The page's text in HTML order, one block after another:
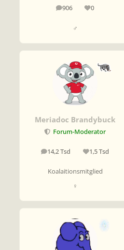
906
Beiträge 0
Reputation
♂
Meriadoc Brandybuck
Forum-Moderator
14,2 Tsd
Beiträge 1,5 Tsd
Reputation
Koalaitionsmitglied
♀